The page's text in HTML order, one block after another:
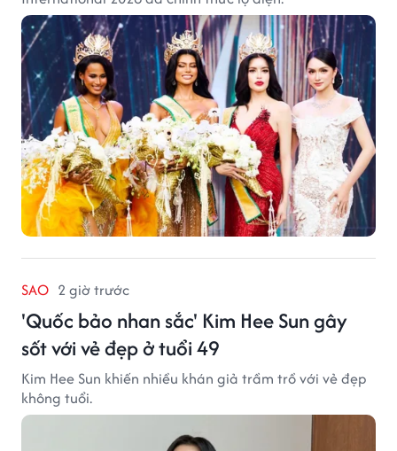
SAO 2 giờ trước
'Quốc bảo nhan sắc' Kim Hee Sun gây
sốt với vẻ đẹp ở tuổi 49
Kim Hee Sun khiến nhiều khán giả trầm trồ với vẻ đẹp
không tuổi.